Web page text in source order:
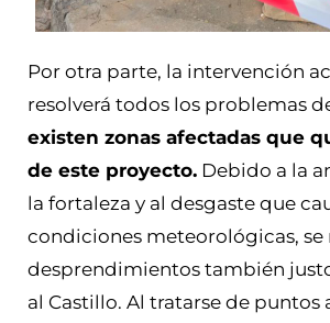
Por otra parte, la intervención
resolverá todos los problemas
existen zonas afectadas que
de este proyecto. Debido a la
la fortaleza y al desgaste que
condiciones meteorológicas, se
desprendimientos también
al Castillo. Al tratarse de puntos